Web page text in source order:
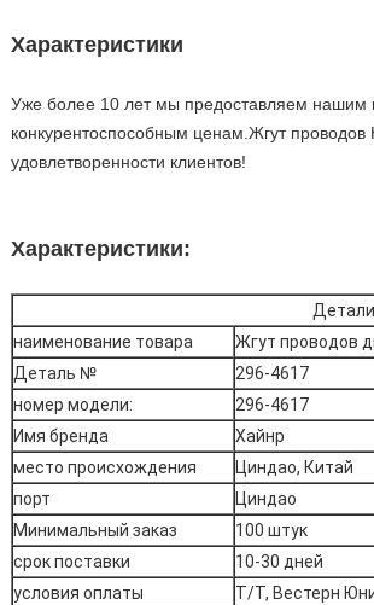
Характеристики
Уже более 10 лет мы предоставляем нашим
конкурентоспособным ценам.Жгут
удовлетворенности клиентов!
Характеристики:
наименование товара
Жгут проводов
Деталь №
296-4617
номер модели:
296-4617
Имя бренда
Хайнр
место происхождения
Циндао, Китай
порт
Циндао
Минимальный заказ
100 штук
срок поставки
10-30 дней
условия оплаты
Т/Т, Вестерн